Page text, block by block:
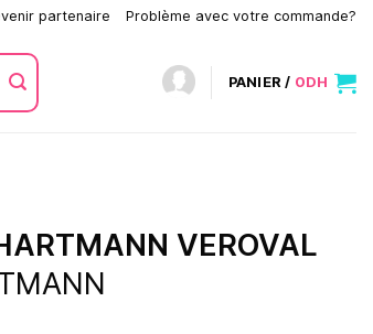
partenaire Problème avec votre commande?
PANIER / 0DH
VEROVAL